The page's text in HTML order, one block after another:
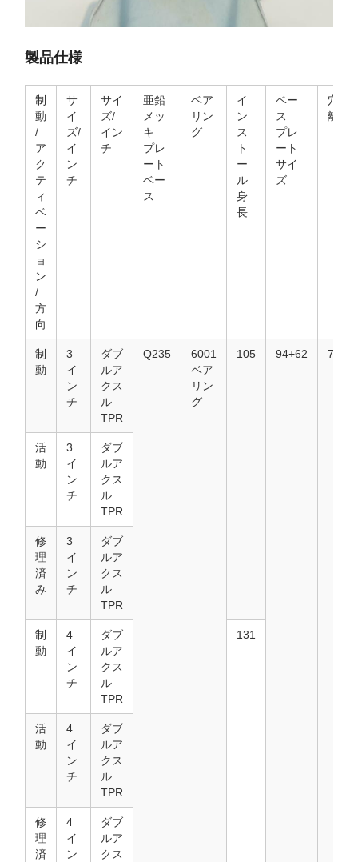
製品仕様
制
動
/
ア
ク
テ
ィ
ベ
ー
シ
ョ
ン
/
方
向
サ
イ
ズ/
イ
ン
チ
サイ
ズ/
イン
チ
亜鉛
メッ
キ
プレ
ート
ベー
ス
ベア
リン
グ
イ
ン
ス
ト
ー
ル
身
長
ベー
ス
プレ
ート
サイ
ズ
穴の
離
制
動
3
イ
ン
チ
ダブ
ルア
クス
ル
TPR
Q235
6001
ベア
リン
グ
105 94+62
活
動
3
イ
ン
チ
ダブ
ルア
クス
ル
TPR
修
理
済
み
3
イ
ン
チ
ダブ
ルア
クス
ル
TPR
制
動
4
イ
ン
チ
ダブ
ルア
クス
ル
TPR
131
活
動
4
イ
ン
チ
ダブ
ルア
クス
ル
TPR
修
理
済
4
イ
ン
ダブ
ルア
クス